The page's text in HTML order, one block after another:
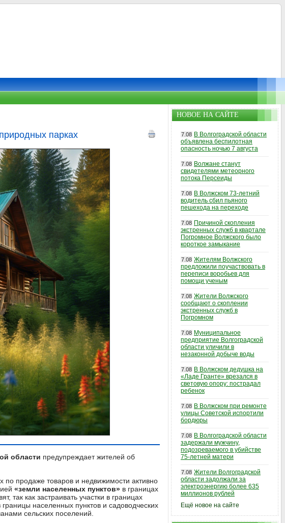
парках
области предупреждает жителей об
по продаже товаров и недвижимости активно
«земли населенных пунктов» в границах
так как застраивать участки в границах
населенных пунктов и садоводческих
сельских поселений.
НОВОЕ НА САЙТЕ
7.08 В Волгоградской области
объявлена беспилотная
опасность ночью 7 августа
7.08 Волжане станут
свидетелями метеорного
потока Персеиды
7.08 В Волжском 73-летний
водитель сбил пьяного
пешехода на переходе
7.08 Причиной скопления
экстренных служб в квартале
Погромное Волжского было
короткое замыкание
7.08 Жителям Волжского
предложили поучаствовать в
переписи воробьев для
помощи ученым
7.08 Жители Волжского
сообщают о скоплении
экстренных служб в
Погромном
7.08 Муниципальное
предприятие Волгоградской
области уличили в
незаконной добыче воды
7.08 В Волжском дедушка на
«Ладе Гранте» врезался в
световую опору: пострадал
ребенок
7.08 В Волжском при ремонте
улицы Советской испортили
бордюры
7.08 В Волгоградской области
задержали мужчину,
подозреваемого в убийстве
75-летней матери
7.08 Жители Волгоградской
области задолжали за
электроэнергию более 635
миллионов рублей
Ещё новое на сайте